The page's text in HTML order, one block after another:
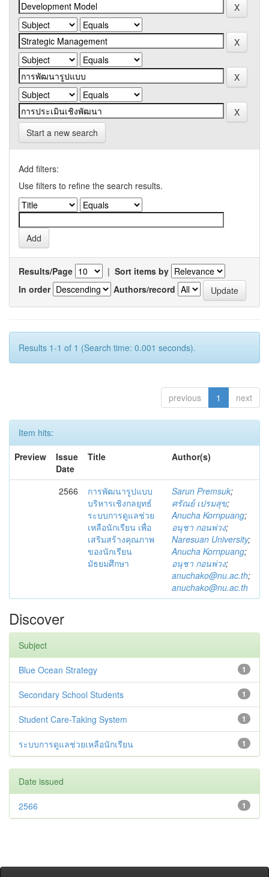
Start a new search
Add filters:
Use filters to refine the search results.
Results/Page | Sort items by
In order
Authors/record
Results 1-1 of 1 (Search time: 0.001 seconds).
previous 1 next
Item hits:
Preview
Issue
Date
Title Author(s)
2566
การพัฒนารูปแบบ
บริหารเชิงกลยุทธ์
ระบบการดูแลช่วย
เหลือนักเรียน เพื่อ
เสริมสร้างคุณภาพ
ของนักเรียน
มัธยมศึกษา
Sarun Premsuk;
ศรัณย์ เปรมสุข;
Anucha Kornpuang;
อนุชา กอนพ่วง;
Naresuan University;
Anucha Kornpuang;
อนุชา กอนพ่วง;
anuchako@nu.ac.th;
anuchako@nu.ac.th
Discover
Subject
1
Blue Ocean Strategy
1
Secondary School Students
1
Student Care-Taking System
1
ระบบการดูแลช่วยเหลือนักเรียน
Date issued
1
2566